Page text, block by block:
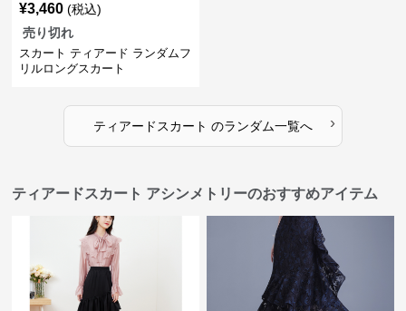
¥3,460 (税込)
売り切れ
スカート ティアード ランダムフ
リルロングスカート
ティアードスカート のランダム一覧へ ›
ティアードスカート アシンメトリーのおすすめアイテム